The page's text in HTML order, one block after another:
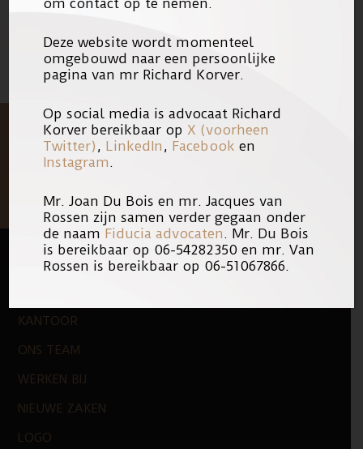
KANTOOR
ONS TEAM
WERKEN BIJ
NIEUWE ZAKEN
LOGO
om contact op te nemen.
Deze website wordt momenteel
omgebouwd naar een persoonlijke
pagina van mr Richard Korver.
Op social media is advocaat Richard
Korver bereikbaar op X (voorheen
Twitter) , LinkedIn , Facebook en
Instagram.
Mr. Joan Du Bois en mr. Jacques van
Rossen zijn samen verder gegaan onder
de naam Fiducia advocaten. Mr. Du Bois
is bereikbaar op 06-54282350 en mr. Van
Rossen is bereikbaar op 06-51067866.